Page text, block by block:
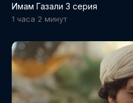
Имам Газали 3 серия
1 часа 2 минут